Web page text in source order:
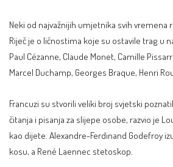
Neki od najvažnijih umjetnika svih vremena
Riječ je o ličnostima koje su ostavile trag u
Paul Cézanne, Claude Monet, Camille
Marcel Duchamp, Georges Braque, Henri
Francuzi su stvorili veliki broj svjetski
čitanja i pisanja za slijepe osobe, razvio je
kao dijete. Alexandre-Ferdinand Godefroy
kosu, a René Laennec stetoskop.